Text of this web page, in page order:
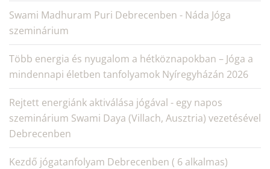
Swami Madhuram Puri Debrecenben - Náda Jóga
szeminárium
Több energia és nyugalom a hétköznapokban – Jóga a
mindennapi életben tanfolyamok Nyíregyházán 2026
Rejtett energiánk aktiválása jógával - egy napos
szeminárium Swami Daya (Villach, Ausztria) vezetésével
Debrecenben
Kezdő jógatanfolyam Debrecenben ( 6 alkalmas)